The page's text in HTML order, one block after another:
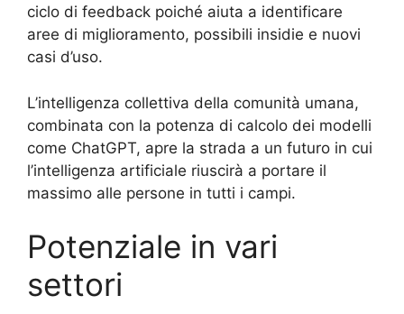
ciclo di feedback poiché aiuta a identificare
aree di miglioramento, possibili insidie e nuovi
casi d’uso.
L’intelligenza collettiva della comunità umana,
combinata con la potenza di calcolo dei modelli
come ChatGPT, apre la strada a un futuro in cui
l’intelligenza artificiale riuscirà a portare il
massimo alle persone in tutti i campi.
Potenziale in vari
settori